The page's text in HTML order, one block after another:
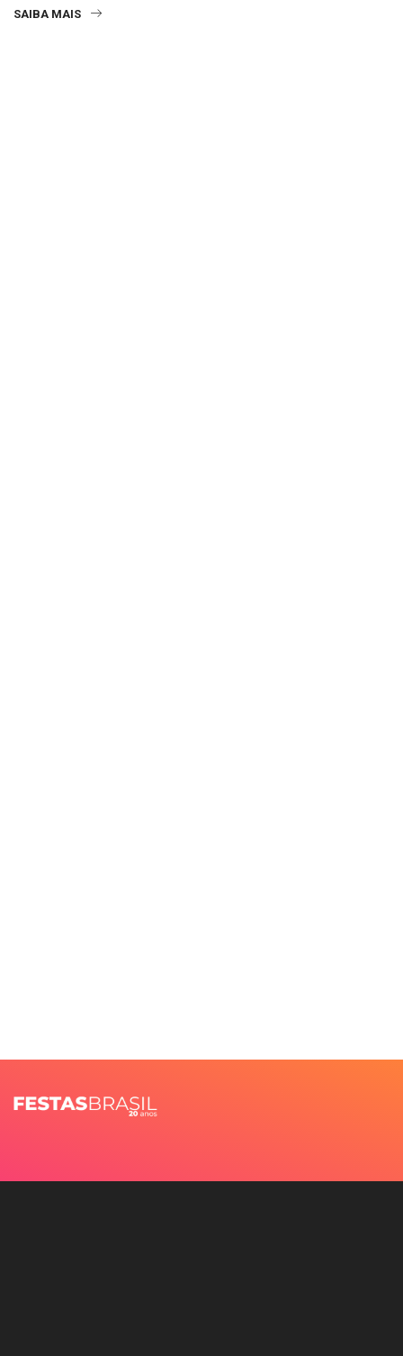
SAIBA MAIS